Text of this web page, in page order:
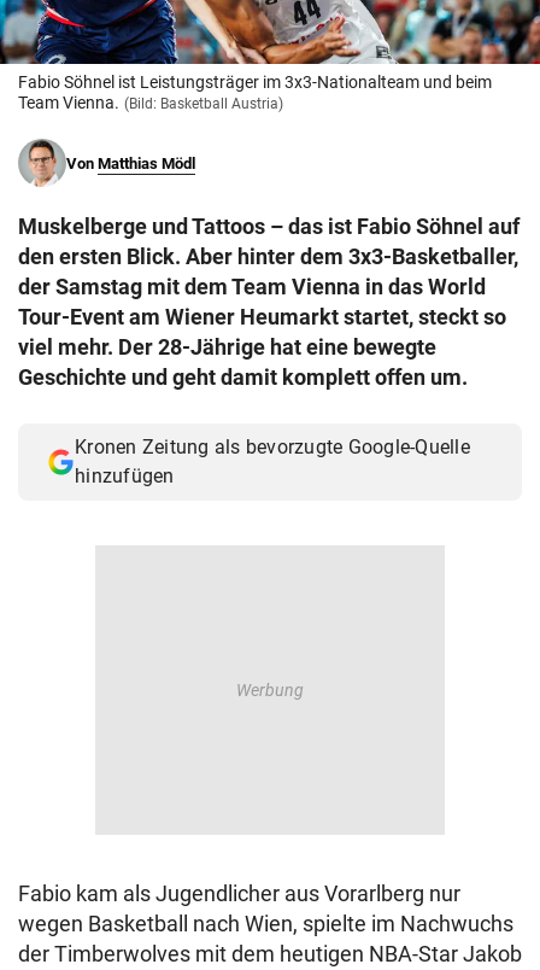
Muthgasse 2, 1190 Wien
Fabio Söhnel ist Leistungsträger im 3x3-Nationalteam und beim
Team Vienna. (Bild: Basketball Austria)
Von Matthias Mödl
Muskelberge und Tattoos – das ist Fabio Söhnel auf
den ersten Blick. Aber hinter dem 3x3-Basketballer,
der Samstag mit dem Team Vienna in das World
Tour-Event am Wiener Heumarkt startet, steckt so
viel mehr. Der 28-Jährige hat eine bewegte
Geschichte und geht damit komplett offen um.
Kronen Zeitung als bevorzugte Google-Quelle
hinzufügen
Fabio kam als Jugendlicher aus Vorarlberg nur
wegen Basketball nach Wien, spielte im Nachwuchs
der Timberwolves mit dem heutigen NBA-Star Jakob